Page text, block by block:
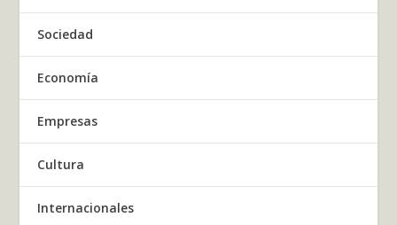
Sociedad
Economía
Empresas
Cultura
Internacionales